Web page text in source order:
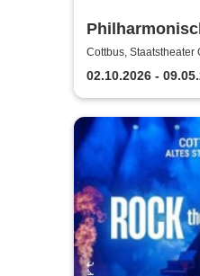
Staatstheater
Cottbus, Staatstheater
02.10.2026 -